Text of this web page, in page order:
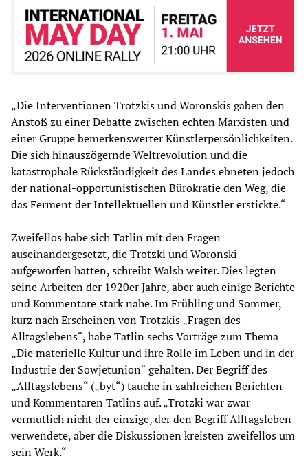
„Die Interventionen Trotzkis und Woronskis gaben den
Anstoß zu einer Debatte zwischen echten Marxisten und
einer Gruppe bemerkenswerter Künstlerpersönlichkeiten.
Die sich hinauszögernde Weltrevolution und die
katastrophale Rückständigkeit des Landes ebneten jedoch
der national-opportunistischen Bürokratie den Weg, die
das Ferment der Intellektuellen und Künstler erstickte.“
Zweifellos habe sich Tatlin mit den Fragen
auseinandergesetzt, die Trotzki und Woronski
aufgeworfen hatten, schreibt Walsh weiter. Dies legten
seine Arbeiten der 1920er Jahre, aber auch einige Berichte
und Kommentare stark nahe. Im Frühling und Sommer,
kurz nach Erscheinen von Trotzkis „Fragen des
Alltagslebens“, habe Tatlin sechs Vorträge zum Thema
„Die materielle Kultur und ihre Rolle im Leben und in der
Industrie der Sowjetunion“ gehalten. Der Begriff des
„Alltagslebens“ („byt“) tauche in zahlreichen Berichten
und Kommentaren Tatlins auf. „Trotzki war zwar
vermutlich nicht der einzige, der den Begriff Alltagsleben
verwendete, aber die Diskussionen kreisten zweifellos um
sein Werk.“